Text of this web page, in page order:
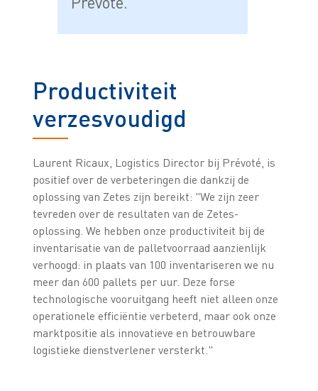
Productiviteit
verzesvoudigd
Laurent Ricaux, Logistics Director bij Prévoté, is
positief over de verbeteringen die dankzij de
oplossing van Zetes zijn bereikt: "We zijn zeer
tevreden over de resultaten van de Zetes-
oplossing. We hebben onze productiviteit bij de
inventarisatie van de palletvoorraad aanzienlijk
verhoogd: in plaats van 100 inventariseren we nu
meer dan 600 pallets per uur. Deze forse
technologische vooruitgang heeft niet alleen onze
operationele efficiëntie verbeterd, maar ook onze
marktpositie als innovatieve en betrouwbare
logistieke dienstverlener versterkt."